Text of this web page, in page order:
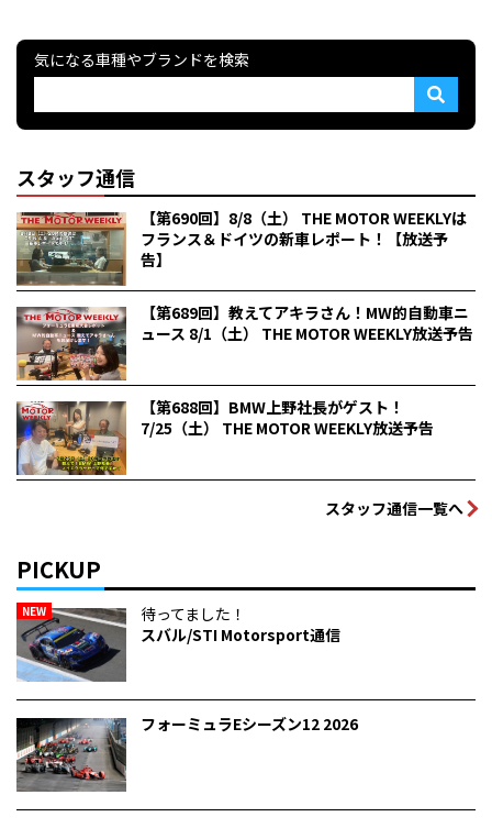
気になる車種やブランドを検索
スタッフ通信
【第690回】8/8（土） THE MOTOR WEEKLYは
フランス＆ドイツの新車レポート！【放送予
告】
【第689回】教えてアキラさん！MW的自動車ニ
ュース 8/1（土） THE MOTOR WEEKLY放送予告
【第688回】BMW上野社長がゲスト！
7/25（土） THE MOTOR WEEKLY放送予告
スタッフ通信一覧へ
PICKUP
NEW
待ってました！
スバル/STI Motorsport通信
フォーミュラEシーズン12 2026